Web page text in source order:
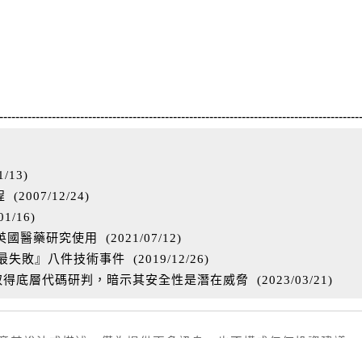
13)
(2007/12/24)
16)
醫藥研究使用
(2021/07/12)
失敗』八件技術事件 (2019/12/26)
底層代碼研判，暗示其安全性是潛在威脅
(2023/03/21 )